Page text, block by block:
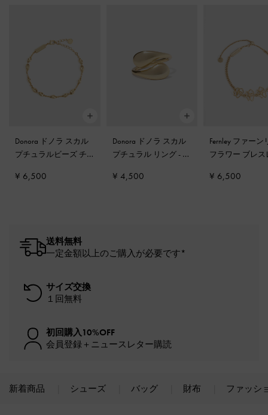
Donora ドノラ スカル
プチュラルビーズ チ
レット-ゴールド
¥ 6,500
Donora ドノラ スカル
プチュラル リング- ゴ
¥ 4,500
Fernley ファーン
フラワー ブレス
¥ 6,500
送料無料
一定金額以上のご購入が必要です*
サイズ交換
１回無料
初回購入10%OFF
会員登録＋ニュースレター購読
新着商品 シューズ バッグ 財布 ファッシ